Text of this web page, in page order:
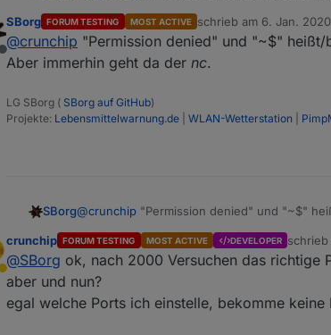
nc -lv 8096
kommen aber keine Daten
sollte der Port immernoch auf 1234
Offline
SBorg FORUM TESTING MOST ACTIVE schrieb am 6. Jan.
zuletzt editiert von
@crunchip "Permission denied" und "~$"
Aber immerhin geht da der nc.
LG SBorg ( SBorg auf GitHub)
Projekte: Lebensmittelwarnung.de WLAN-Wetterstation
SBorg@crunchip "Permission denied" und "~$"
Abwesend
crunchip FORUM TESTING MOST ACTIVE DEVELOPER schrieb
zuletzt
@SBorg ok, nach 2000 Versuchen das richtige
aber und nun?
egal welche Ports ich einstelle, bekomme keine